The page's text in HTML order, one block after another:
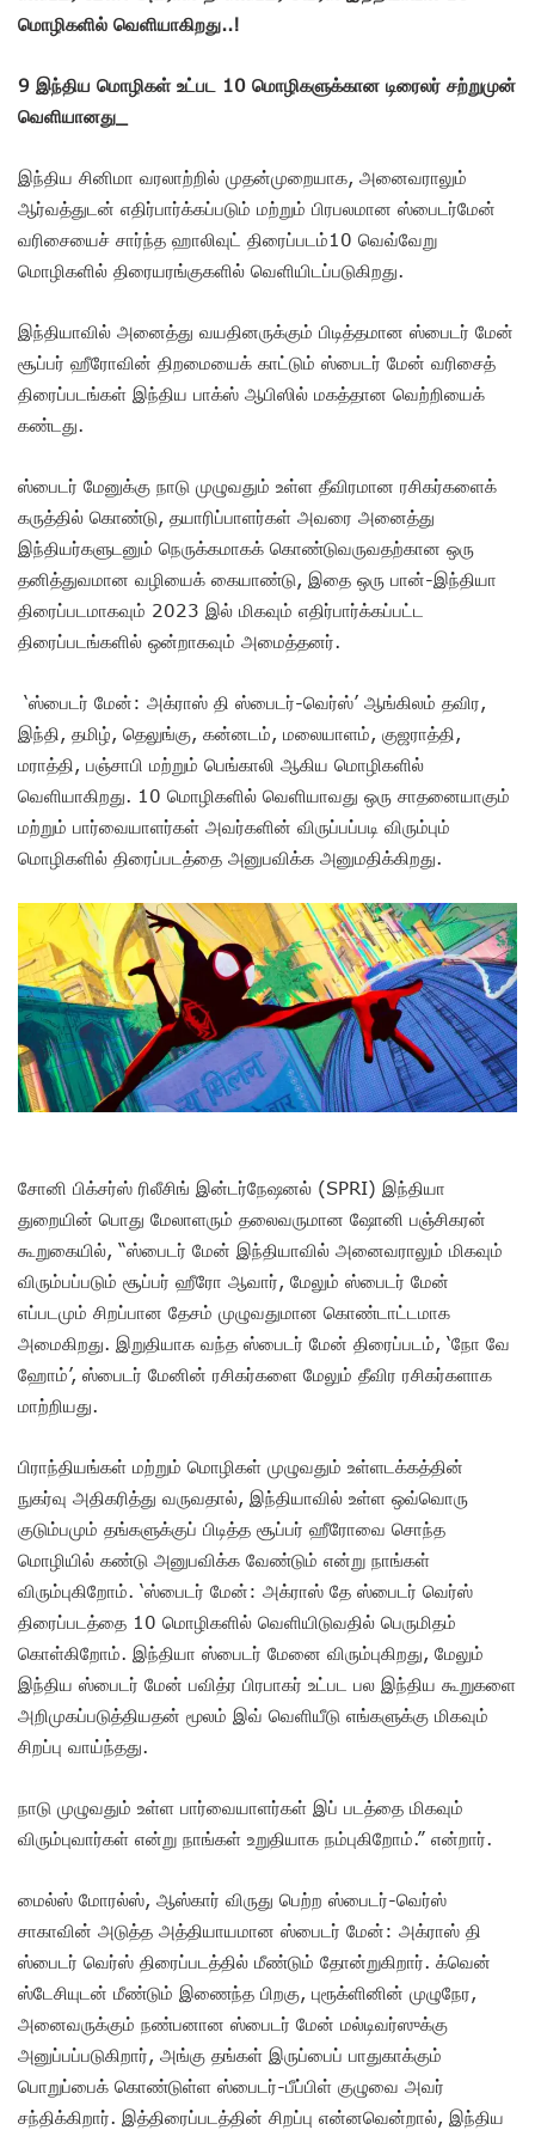
மொழிகளில் வெளியாகிறது..!
9 இந்திய மொழிகள் உட்பட 10 மொழிகளுக்கான டிரைலர் சற்றுமுன்
வெளியானது_
இந்திய சினிமா வரலாற்றில் முதன்முறையாக, அனைவராலும்
ஆர்வத்துடன் எதிர்பார்க்கப்படும் மற்றும் பிரபலமான ஸ்பைடர்மேன்
வரிசையைச் சார்ந்த ஹாலிவுட் திரைப்படம்10 வெவ்வேறு
மொழிகளில் திரையரங்குகளில் வெளியிடப்படுகிறது.
இந்தியாவில் அனைத்து வயதினருக்கும் பிடித்தமான ஸ்பைடர் மேன்
சூப்பர் ஹீரோவின் திறமையைக் காட்டும் ஸ்பைடர் மேன் வரிசைத்
திரைப்படங்கள் இந்திய பாக்ஸ் ஆபிஸில் மகத்தான வெற்றியைக்
கண்டது.
ஸ்பைடர் மேனுக்கு நாடு முழுவதும் உள்ள தீவிரமான ரசிகர்களைக்
கருத்தில் கொண்டு, தயாரிப்பாளர்கள் அவரை அனைத்து
இந்தியர்களுடனும் நெருக்கமாகக் கொண்டுவருவதற்கான ஒரு
தனித்துவமான வழியைக் கையாண்டு, இதை ஒரு பான்-இந்தியா
திரைப்படமாகவும் 2023 இல் மிகவும் எதிர்பார்க்கப்பட்ட
திரைப்படங்களில் ஒன்றாகவும் அமைத்தனர்.
‘ஸ்பைடர் மேன்: அக்ராஸ் தி ஸ்பைடர்-வெர்ஸ்’ ஆங்கிலம் தவிர,
இந்தி, தமிழ், தெலுங்கு, கன்னடம், மலையாளம், குஜராத்தி,
மராத்தி, பஞ்சாபி மற்றும் பெங்காலி ஆகிய மொழிகளில்
வெளியாகிறது. 10 மொழிகளில் வெளியாவது ஒரு சாதனையாகும்
மற்றும் பார்வையாளர்கள் அவர்களின் விருப்பப்படி விரும்பும்
மொழிகளில் திரைப்படத்தை அனுபவிக்க அனுமதிக்கிறது.
சோனி பிக்சர்ஸ் ரிலீசிங் இன்டர்நேஷனல் (SPRI) இந்தியா
துறையின் பொது மேலாளரும் தலைவருமான ஷோனி பஞ்சிகரன்
கூறுகையில், “ஸ்பைடர் மேன் இந்தியாவில் அனைவராலும் மிகவும்
விரும்பப்படும் சூப்பர் ஹீரோ ஆவார், மேலும் ஸ்பைடர் மேன்
எப்படமும் சிறப்பான தேசம் முழுவதுமான கொண்டாட்டமாக
அமைகிறது. இறுதியாக வந்த ஸ்பைடர் மேன் திரைப்படம், ‘நோ வே
ஹோம்’, ஸ்பைடர் மேனின் ரசிகர்களை மேலும் தீவிர ரசிகர்களாக
மாற்றியது.
பிராந்தியங்கள் மற்றும் மொழிகள் முழுவதும் உள்ளடக்கத்தின்
நுகர்வு அதிகரித்து வருவதால், இந்தியாவில் உள்ள ஒவ்வொரு
குடும்பமும் தங்களுக்குப் பிடித்த சூப்பர் ஹீரோவை சொந்த
மொழியில் கண்டு அனுபவிக்க வேண்டும் என்று நாங்கள்
விரும்புகிறோம். ‘ஸ்பைடர் மேன்: அக்ராஸ் தே ஸ்பைடர் வெர்ஸ்
திரைப்படத்தை 10 மொழிகளில் வெளியிடுவதில் பெருமிதம்
கொள்கிறோம். இந்தியா ஸ்பைடர் மேனை விரும்புகிறது, மேலும்
இந்திய ஸ்பைடர் மேன் பவித்ர பிரபாகர் உட்பட பல இந்திய கூறுகளை
அறிமுகப்படுத்தியதன் மூலம் இவ் வெளியீடு எங்களுக்கு மிகவும்
சிறப்பு வாய்ந்தது.
நாடு முழுவதும் உள்ள பார்வையாளர்கள் இப் படத்தை மிகவும்
விரும்புவார்கள் என்று நாங்கள் உறுதியாக நம்புகிறோம்.” என்றார்.
மைல்ஸ் மோரல்ஸ், ஆஸ்கார் விருது பெற்ற ஸ்பைடர்-வெர்ஸ்
சாகாவின் அடுத்த அத்தியாயமான ஸ்பைடர் மேன்: அக்ராஸ் தி
ஸ்பைடர் வெர்ஸ் திரைப்படத்தில் மீண்டும் தோன்றுகிறார். க்வென்
ஸ்டேசியுடன் மீண்டும் இணைந்த பிறகு, புரூக்ளினின் முழுநேர,
அனைவருக்கும் நண்பனான ஸ்பைடர் மேன் மல்டிவர்ஸுக்கு
அனுப்பப்படுகிறார், அங்கு தங்கள் இருப்பைப் பாதுகாக்கும்
பொறுப்பைக் கொண்டுள்ள ஸ்பைடர்-பீப்பிள் குழுவை அவர்
சந்திக்கிறார். இத்திரைப்படத்தின் சிறப்பு என்னவென்றால், இந்திய